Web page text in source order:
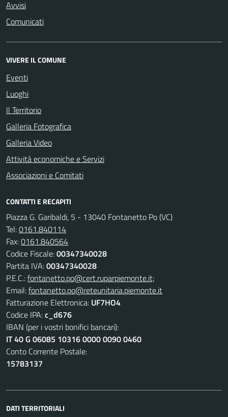
Avvisi
Comunicati
VIVERE IL COMUNE
Eventi
Luoghi
Il Territorio
Galleria Fotografica
Galleria Video
Attività economiche e Servizi
Associazioni e Comitati
CONTATTI E RECAPITI
Piazza G. Garibaldi, 5 - 13040 Fontanetto Po (VC)
Tel:0161.840114
Fax:0161.840564
Codice Fiscale:00347340028
Partita IVA:00347340028
P.E.C.:fontanetto.po@cert.ruparpiemonte.it;
Email:fontanetto.po@reteunitaria.piemonte.it
Fatturazione Elettronica: UF7HO4
Codice IPA:c_d676
IBAN (per i vostri bonifici bancari):
IT 40 G 06085 10316 0000 0090 0460
Conto Corrente Postale:
15783137
DATI TERRITORIALI